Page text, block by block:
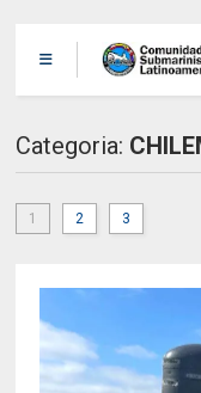
Categoria:
1 2 3